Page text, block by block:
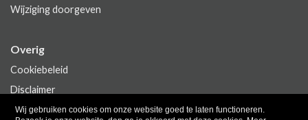
Wij gebruiken cookies om onze website goed te laten functioneren.
Wijziging doorgeven
Overig
Cookiebeleid
Disclaimer
Privacy